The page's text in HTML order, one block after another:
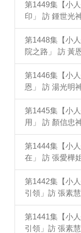
第1449集【小
印」 訪 鍾世光
第1448集【小
院之路」 訪 黃
第1446集【小
恩」 訪 湯光明
第1445集【小
用」 訪 顏信忠
第1444集【小
在」 訪 張愛樺
第1442集【小
引領」訪 張素慧
第1441集【小
引領」訪 張素慧